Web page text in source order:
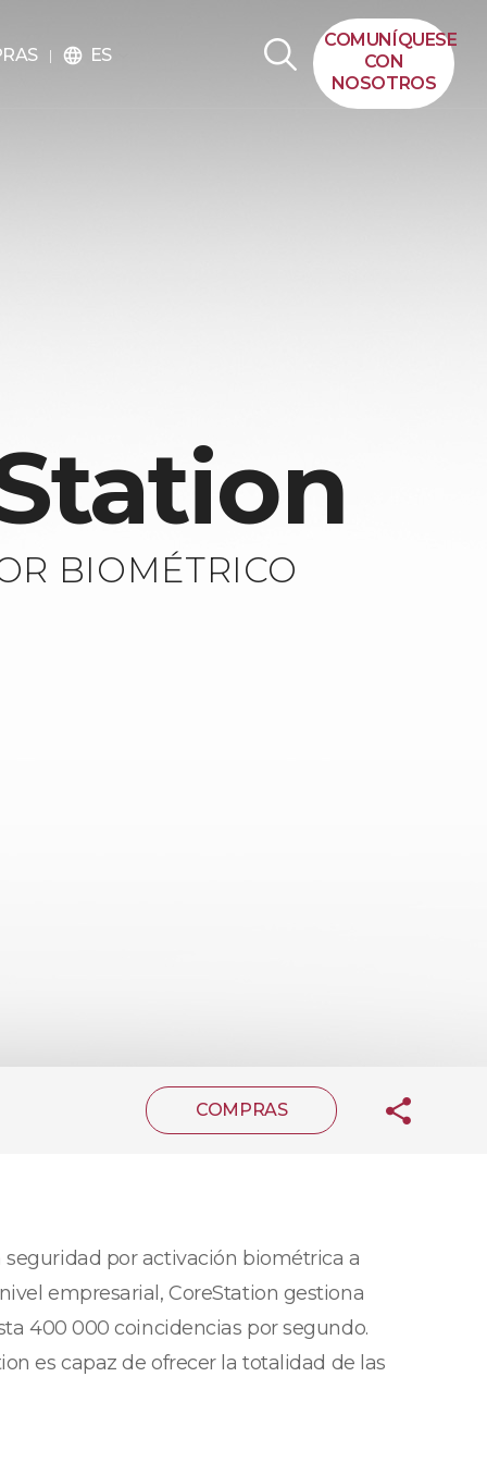
language ES
COMUNÍQUESE
CON
NOSOTROS
BIOMÉTRICO
COMPRAS
por activación biométrica a
empresarial, CoreStation gestiona
400 000 coincidencias por segundo.
es capaz de ofrecer la totalidad de las